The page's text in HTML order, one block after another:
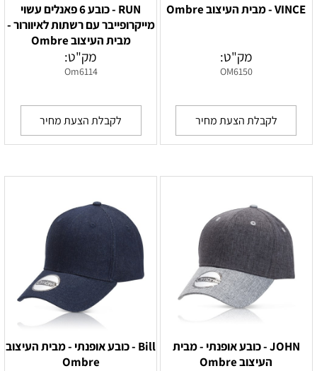
VINCE - מבית העיצוב Ombre
מק"ט:
OM6150
לקבלת הצעת מחיר
RUN - כובע 6 פאנלים עשוי
מייקרופייבר עם רשתות לאיוורור -
מבית העיצוב Ombre
מק"ט:
Om6114
לקבלת הצעת מחיר
JOHN - כובע אופנתי - מבית
העיצוב Ombre
Bill - כובע אופנתי - מבית העיצוב
Ombre